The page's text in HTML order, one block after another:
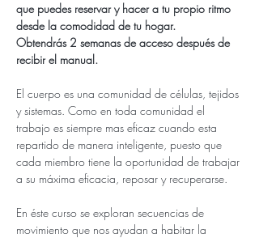
que puedes reservar y hacer a tu propio ritmo
desde la comodidad de tu hogar.
Obtendrás 2 semanas de acceso después de
recibir el manual.
El cuerpo es una comunidad de células, tejidos
y sistemas. Como en toda comunidad el
trabajo es siempre mas eficaz cuando esta
repartido de manera inteligente, puesto que
cada miembro tiene la oportunidad de trabajar
a su máxima eficacia, reposar y recuperarse.
En éste curso se exploran secuencias de
movimiento que nos ayudan a habitar la